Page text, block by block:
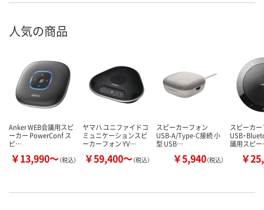
人気の商品
Anker WEB会議用スピ
ーカー PowerConf ス
ピ…
￥13,990～（税込）
ヤマハ ユニファイドコ
ミュニケーションスピ
ーカーフォン YV…
￥59,400～（税込）
スピーカーフォン
USB-A/Type-C接続 小
型 USB…
￥5,940（税込）
スピーカ
USB・
議用スピ
￥